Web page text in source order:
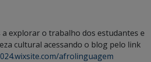
explorar o trabalho dos estudantes e
cultural acessando o blog pelo link
afrolinguagem